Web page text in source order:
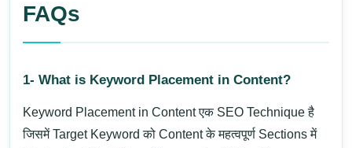
FAQs
1- What is Keyword Placement in Content?
Keyword Placement in Content एक SEO Technique है
जिसमें Target Keyword को Content के महत्वपूर्ण Sections में